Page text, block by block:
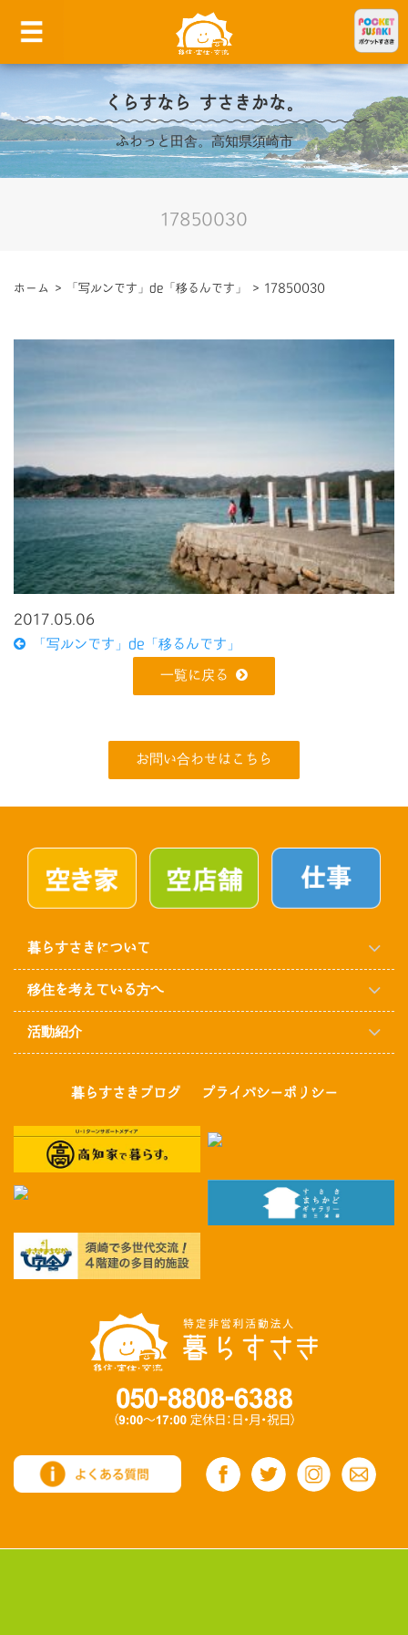
くらすなら すさきかな。
ふわっと田舎。高知県須崎市
17850030
ホーム > 「写ルンです」de「移るんです」 > 17850030
2017.05.06
「写ルンです」de「移るんです」
一覧に戻る
お問い合わせはこちら
暮らすさきについて
移住を考えている方へ
活動紹介
暮らすさきブログ プライバシーポリシー